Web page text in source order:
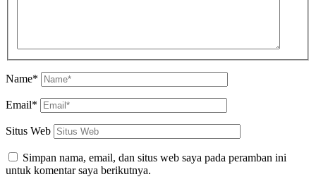
Name*
Email*
Situs Web
Simpan nama, email, dan situs web saya pada peramban ini
untuk komentar saya berikutnya.